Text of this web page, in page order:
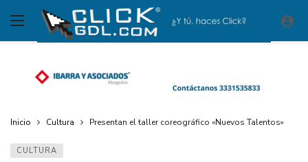
Inicio Cultura Presentan el taller coreográfico «Nuevos Talentos»
CULTURA